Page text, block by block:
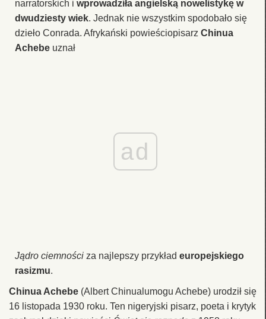
narratorskich i wprowadziła angielską nowelistykę w
dwudziesty wiek. Jednak nie wszystkim spodobało się
dzieło Conrada. Afrykański powieściopisarz Chinua
Achebe uznał
ad
Jądro ciemności za najlepszy przykład europejskiego
rasizmu.
Chinua Achebe (Albert Chinualumogu Achebe) urodził się
16 listopada 1930 roku. Ten nigeryjski pisarz, poeta i krytyk